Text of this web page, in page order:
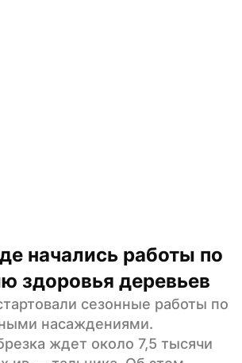
начались работы по
здоровья деревьев
сезонные работы по
насаждениями.
ждет около 7,5 тысячи